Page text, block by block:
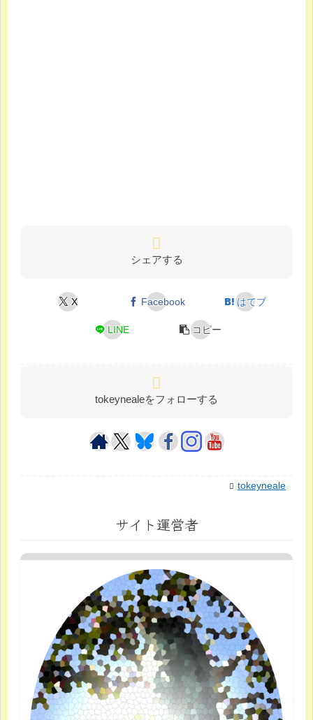
シェアする
X Facebook はてブ
LINE コピー
tokeynealeをフォローする
tokeyneale
サイト運営者